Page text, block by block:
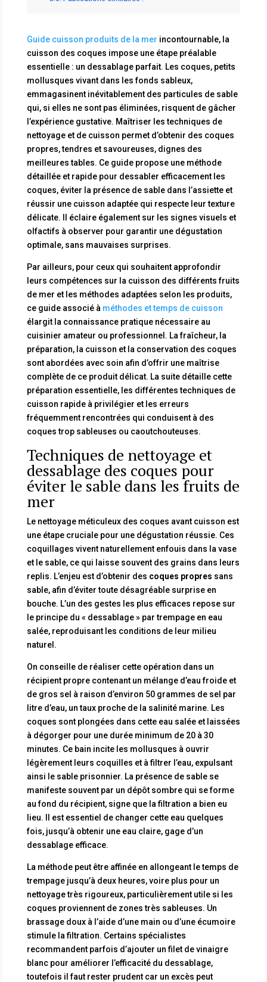
Guide cuisson produits de la mer incontournable, la
cuisson des coques impose une étape préalable
essentielle : un dessablage parfait. Les coques, petits
mollusques vivant dans les fonds sableux,
emmagasinent inévitablement des particules de sable
qui, si elles ne sont pas éliminées, risquent de gâcher
l’expérience gustative. Maîtriser les techniques de
nettoyage et de cuisson permet d’obtenir des coques
propres, tendres et savoureuses, dignes des
meilleures tables. Ce guide propose une méthode
détaillée et rapide pour dessabler efficacement les
coques, éviter la présence de sable dans l’assiette et
réussir une cuisson adaptée qui respecte leur texture
délicate. Il éclaire également sur les signes visuels et
olfactifs à observer pour garantir une dégustation
optimale, sans mauvaises surprises.
Par ailleurs, pour ceux qui souhaitent approfondir
leurs compétences sur la cuisson des différents fruits
de mer et les méthodes adaptées selon les produits,
ce guide associé à méthodes et temps de cuisson
élargit la connaissance pratique nécessaire au
cuisinier amateur ou professionnel. La fraîcheur, la
préparation, la cuisson et la conservation des coques
sont abordées avec soin afin d’offrir une maîtrise
complète de ce produit délicat. La suite détaille cette
préparation essentielle, les différentes techniques de
cuisson rapide à privilégier et les erreurs
fréquemment rencontrées qui conduisent à des
coques trop sableuses ou caoutchouteuses.
Techniques de nettoyage et
dessablage des coques pour
éviter le sable dans les fruits de
mer
Le nettoyage méticuleux des coques avant cuisson est
une étape cruciale pour une dégustation réussie. Ces
coquillages vivent naturellement enfouis dans la vase
et le sable, ce qui laisse souvent des grains dans leurs
replis. L’enjeu est d’obtenir des coques propres sans
sable, afin d’éviter toute désagréable surprise en
bouche. L’un des gestes les plus efficaces repose sur
le principe du « dessablage » par trempage en eau
salée, reproduisant les conditions de leur milieu
naturel.
On conseille de réaliser cette opération dans un
récipient propre contenant un mélange d’eau froide et
de gros sel à raison d’environ 50 grammes de sel par
litre d’eau, un taux proche de la salinité marine. Les
coques sont plongées dans cette eau salée et laissées
à dégorger pour une durée minimum de 20 à 30
minutes. Ce bain incite les mollusques à ouvrir
légèrement leurs coquilles et à filtrer l’eau, expulsant
ainsi le sable prisonnier. La présence de sable se
manifeste souvent par un dépôt sombre qui se forme
au fond du récipient, signe que la filtration a bien eu
lieu. Il est essentiel de changer cette eau quelques
fois, jusqu’à obtenir une eau claire, gage d’un
dessablage efficace.
La méthode peut être affinée en allongeant le temps de
trempage jusqu’à deux heures, voire plus pour un
nettoyage très rigoureux, particulièrement utile si les
coques proviennent de zones très sableuses. Un
brassage doux à l’aide d’une main ou d’une écumoire
stimule la filtration. Certains spécialistes
recommandent parfois d’ajouter un filet de vinaigre
blanc pour améliorer l’efficacité du dessablage,
toutefois il faut rester prudent car un excès peut